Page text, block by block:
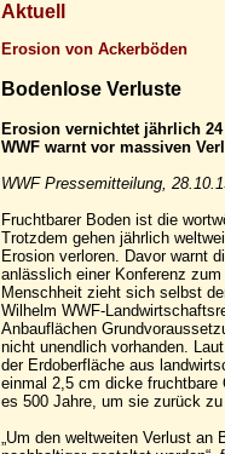
Aktuell
Erosion von Ackerböden
Bodenlose Verluste
Erosion vernichtet jährlich
WWF warnt vor massiven
WWF Pressemitteilung,
Fruchtbarer Boden ist die
Trotzdem gehen jährlich
Erosion verloren. Davor warnt
anlässlich einer Konferenz
Menschheit zieht sich selbst
Wilhelm WWF-
Anbauflächen
nicht unendlich vorhanden.
der Erdoberfläche aus
einmal 2,5 cm dicke fruchtbare
es 500 Jahre, um sie zurück
„Um den weltweiten Verlust